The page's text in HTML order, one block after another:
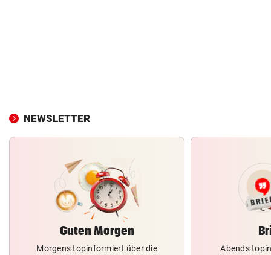
NEWSLETTER
Guten Morgen
Morgens topinformiert über die
Abends